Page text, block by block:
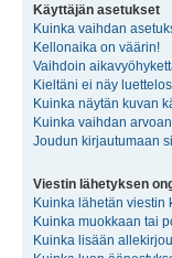
Käyttäjän asetukset
Kuinka vaihdan
Kellonaika on väärin!
Vaihdoin
Kieltäni ei näy
Kuinka näytän kuvan
Kuinka vaihdan
Joudun kirjautumaan
Viestin lähetyksen
Kuinka lähetän viestin
Kuinka muokkaan tai
Kuinka lisään